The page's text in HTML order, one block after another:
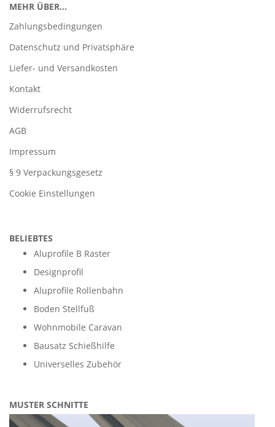
MEHR ÜBER...
Zahlungsbedingungen
Datenschutz und Privatsphäre
Liefer- und Versandkosten
Kontakt
Widerrufsrecht
AGB
Impressum
§ 9 Verpackungsgesetz
Cookie Einstellungen
BELIEBTES
Aluprofile B Raster
Designprofil
Aluprofile Rollenbahn
Boden Stellfuß
Wohnmobile Caravan
Bausatz Schießhilfe
Universelles Zubehör
MUSTER SCHNITTE